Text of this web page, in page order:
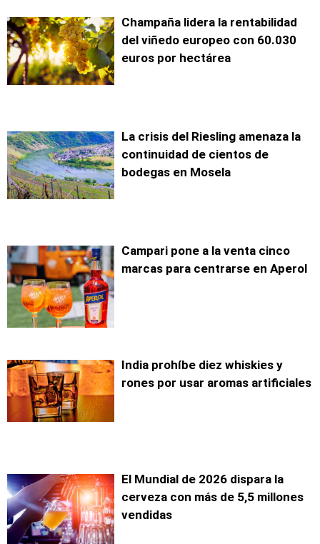
Champaña lidera la rentabilidad
del viñedo europeo con 60.030
euros por hectárea
La crisis del Riesling amenaza la
continuidad de cientos de
bodegas en Mosela
Campari pone a la venta cinco
marcas para centrarse en Aperol
India prohíbe diez whiskies y
rones por usar aromas artificiales
El Mundial de 2026 dispara la
cerveza con más de 5,5 millones
vendidas